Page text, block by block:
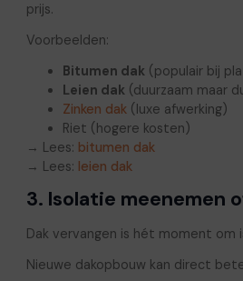
prijs.
Voorbeelden:
Bitumen dak(populair bij
Leien dak(duurzaam maar
Zinken dak(luxe afwerking)
Riet (hogere kosten)
→ Lees: bitumen dak
→ Lees: leien dak
3. Isolatie meenemen
Dak vervangen is hét moment om
Nieuwe dakopbouw kan direct